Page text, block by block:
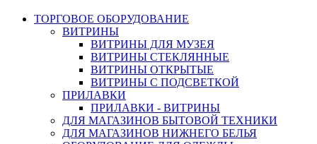
ТОРГОВОЕ ОБОРУДОВАНИЕ
ВИТРИНЫ
ВИТРИНЫ ДЛЯ МУЗЕЯ
ВИТРИНЫ СТЕКЛЯННЫЕ
ВИТРИНЫ ОТКРЫТЫЕ
ВИТРИНЫ С ПОДСВЕТКОЙ
ПРИЛАВКИ
ПРИЛАВКИ - ВИТРИНЫ
ДЛЯ МАГАЗИНОВ БЫТОВОЙ ТЕХНИКИ
ДЛЯ МАГАЗИНОВ НИЖНЕГО БЕЛЬЯ